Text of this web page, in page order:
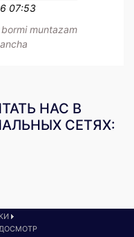
07:53
muntazam
НАС В
СЕТЯХ: